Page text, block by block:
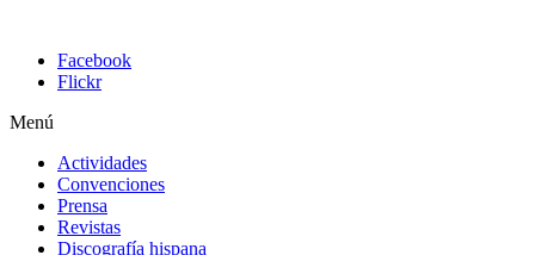
Facebook
Flickr
Menú
Actividades
Convenciones
Prensa
Revistas
Discografía hispana